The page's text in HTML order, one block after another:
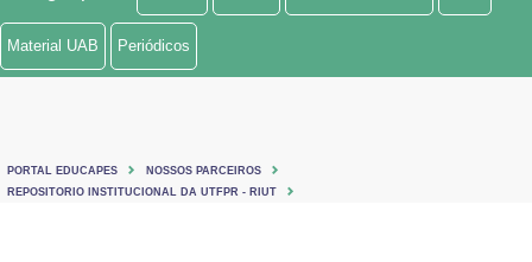
Ministério de Minas e Energia
Ministério do Turismo
Material UAB Periódicos
PORTAL EDUCAPES
NOSSOS PARCEIROS
REPOSITORIO INSTITUCIONAL DA UTFPR - RIUT